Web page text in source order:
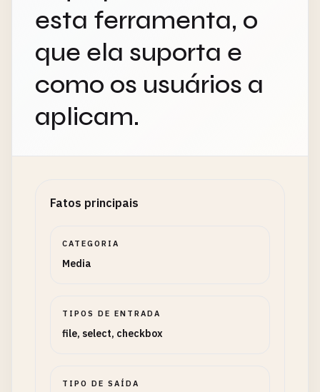
esta ferramenta, o
que ela suporta e
como os usuários a
aplicam.
Fatos principais
CATEGORIA
Media
TIPOS DE ENTRADA
file, select, checkbox
TIPO DE SAÍDA